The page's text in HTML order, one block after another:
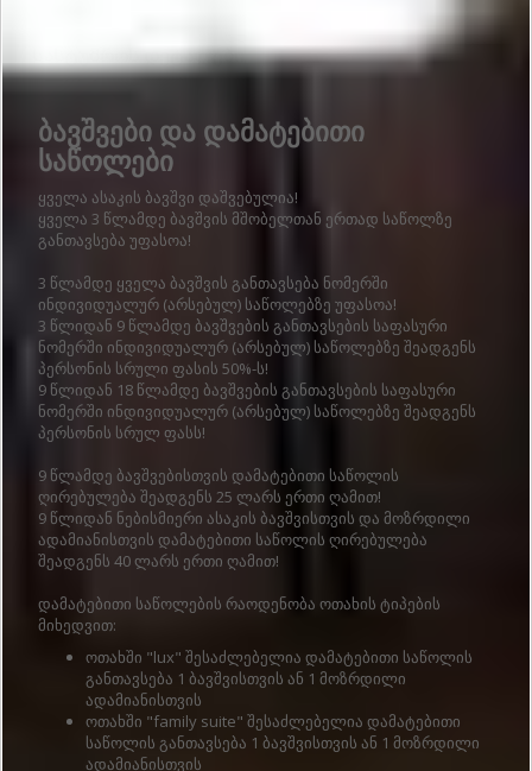
Სასტუმროს დეტალები
ბავშვები და დამატებითი
საწოლები
ყველა ასაკის ბავშვი დაშვებულია!
ყველა 3 წლამდე ბავშვის მშობელთან ერთად საწოლზე
განთავსება უფასოა!
3 წლამდე ყველა ბავშვის განთავსება ნომერში
ინდივიდუალურ (არსებულ) საწოლებზე უფასოა!
3 წლიდან 9 წლამდე ბავშვების განთავსების საფასური
ნომერში ინდივიდუალურ (არსებულ) საწოლებზე შეადგენს
პერსონის სრული ფასის 50%-ს!
9 წლიდან 18 წლამდე ბავშვების განთავსების საფასური
ნომერში ინდივიდუალურ (არსებულ) საწოლებზე შეადგენს
პერსონის სრულ ფასს!
9 წლამდე ბავშვებისთვის დამატებითი საწოლის
ღირებულება შეადგენს 25 ლარს ერთი ღამით!
9 წლიდან ნებისმიერი ასაკის ბავშვისთვის და მოზრდილი
ადამიანისთვის დამატებითი საწოლის ღირებულება
შეადგენს 40 ლარს ერთი ღამით!
დამატებითი საწოლების რაოდენობა ოთახის ტიპების
მიხედვით:
ოთახში "lux" შესაძლებელია დამატებითი საწოლის
განთავსება 1 ბავშვისთვის ან 1 მოზრდილი
ადამიანისთვის
ოთახში "family suite" შესაძლებელია დამატებითი
საწოლის განთავსება 1 ბავშვისთვის ან 1 მოზრდილი
ადამიანისთვის